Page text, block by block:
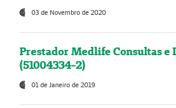
03 de Novembro de 2020
Prestador Medlife Consultas e
(51004334-2)
01 de Janeiro de 2019